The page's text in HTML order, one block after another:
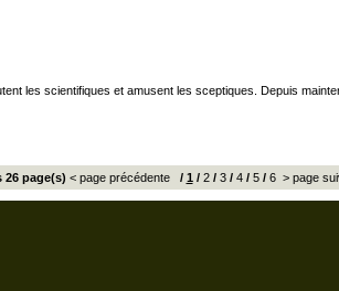
les scientifiques et amusent les sceptiques. Depuis
26 page(s) < page précédente/ 1 /2/3/4/5/6 > page